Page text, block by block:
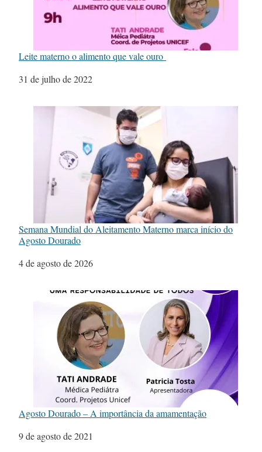
Leite materno o alimento que vale ouro
Data
31 de julho de 2022
Semana Mundial do Aleitamento Materno marca início do
Agosto Dourado
Data
4 de agosto de 2026
Agosto Dourado – A importância da amamentação
Data
9 de agosto de 2021